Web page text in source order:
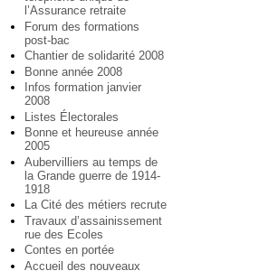
l’Assurance retraite
Forum des formations
post-bac
Chantier de solidarité 2008
Bonne année 2008
Infos formation janvier
2008
Listes Électorales
Bonne et heureuse année
2005
Aubervilliers au temps de
la Grande guerre de 1914-
1918
La Cité des métiers recrute
Travaux d’assainissement
rue des Ecoles
Contes en portée
Accueil des nouveaux